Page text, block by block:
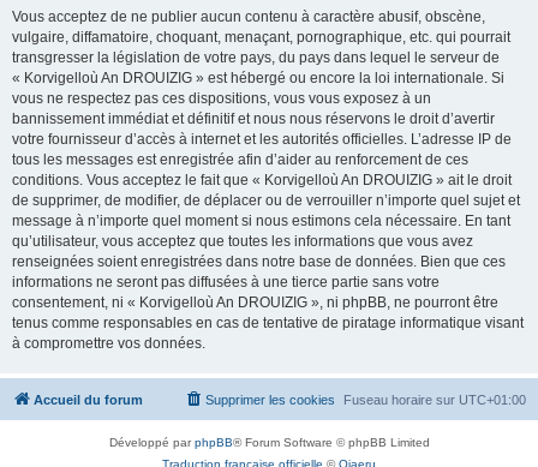
Vous acceptez de ne publier aucun contenu à caractère abusif, obscène,
vulgaire, diffamatoire, choquant, menaçant, pornographique, etc. qui pourrait
transgresser la législation de votre pays, du pays dans lequel le serveur de
« Korvigelloù An DROUIZIG » est hébergé ou encore la loi internationale. Si
vous ne respectez pas ces dispositions, vous vous exposez à un
bannissement immédiat et définitif et nous nous réservons le droit d’avertir
votre fournisseur d’accès à internet et les autorités officielles. L’adresse IP de
tous les messages est enregistrée afin d’aider au renforcement de ces
conditions. Vous acceptez le fait que « Korvigelloù An DROUIZIG » ait le droit
de supprimer, de modifier, de déplacer ou de verrouiller n’importe quel sujet et
message à n’importe quel moment si nous estimons cela nécessaire. En tant
qu’utilisateur, vous acceptez que toutes les informations que vous avez
renseignées soient enregistrées dans notre base de données. Bien que ces
informations ne seront pas diffusées à une tierce partie sans votre
consentement, ni « Korvigelloù An DROUIZIG », ni phpBB, ne pourront être
tenus comme responsables en cas de tentative de piratage informatique visant
à compromettre vos données.
Accueil du forum Fuseau horaire sur UTC+01:00
Supprimer les cookies
Développé parphpBB® Forum Software © phpBB Limited
Traduction française officielle ©Qiaeru